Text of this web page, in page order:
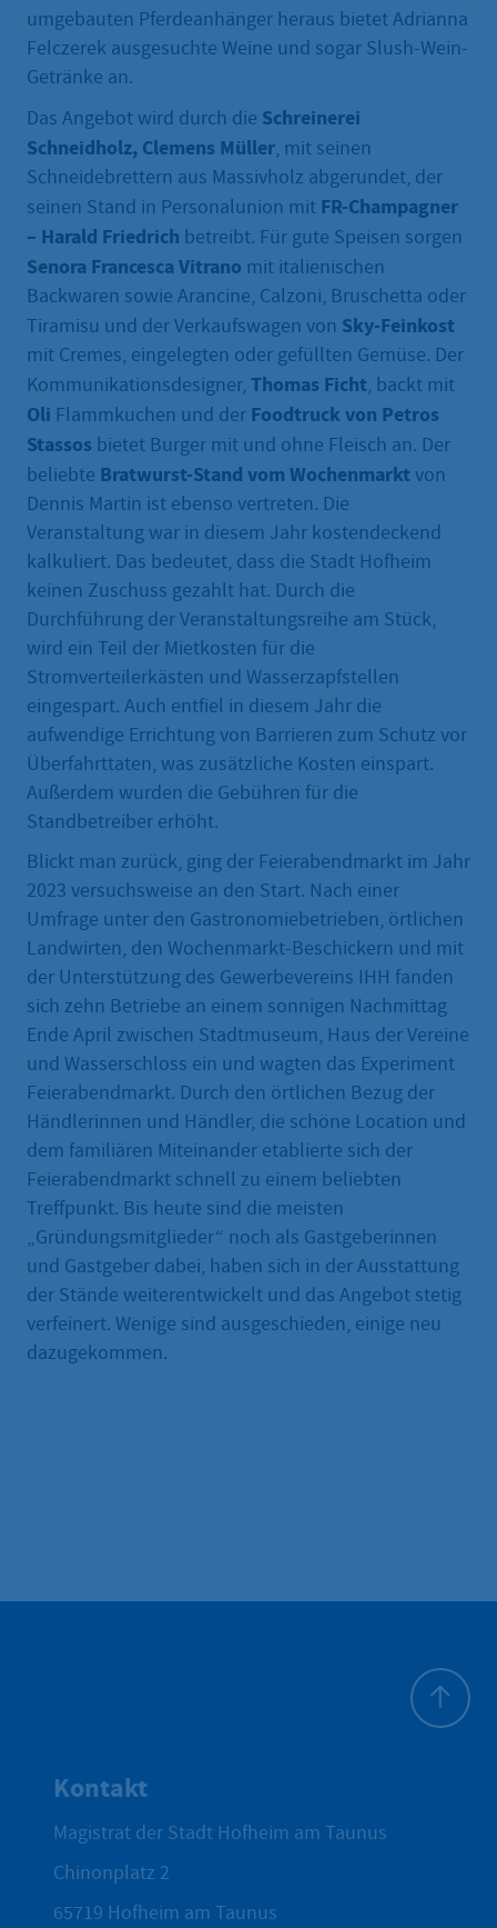
umgebauten Pferdeanhänger heraus bietet Adrianna
Felczerek ausgesuchte Weine und sogar Slush-Wein-
Getränke an.
Das Angebot wird durch die Schreinerei
Schneidholz, Clemens Müller, mit seinen
Schneidebrettern aus Massivholz abgerundet, der
seinen Stand in Personalunion mit FR-Champagner
– Harald Friedrich betreibt. Für gute Speisen sorgen
Senora Francesca Vitrano mit italienischen
Backwaren sowie Arancine, Calzoni, Bruschetta oder
Tiramisu und der Verkaufswagen von Sky-Feinkost
mit Cremes, eingelegten oder gefüllten Gemüse. Der
Kommunikationsdesigner, Thomas Ficht, backt mit
Oli Flammkuchen und der Foodtruck von Petros
Stassos bietet Burger mit und ohne Fleisch an. Der
beliebte Bratwurst-Stand vom Wochenmarkt von
Dennis Martin ist ebenso vertreten. Die
Veranstaltung war in diesem Jahr kostendeckend
kalkuliert. Das bedeutet, dass die Stadt Hofheim
keinen Zuschuss gezahlt hat. Durch die
Durchführung der Veranstaltungsreihe am Stück,
wird ein Teil der Mietkosten für die
Stromverteilerkästen und Wasserzapfstellen
eingespart. Auch entfiel in diesem Jahr die
aufwendige Errichtung von Barrieren zum Schutz vor
Überfahrttaten, was zusätzliche Kosten einspart.
Außerdem wurden die Gebühren für die
Standbetreiber erhöht.
Blickt man zurück, ging der Feierabendmarkt im Jahr
2023 versuchsweise an den Start. Nach einer
Umfrage unter den Gastronomiebetrieben, örtlichen
Landwirten, den Wochenmarkt-Beschickern und mit
der Unterstützung des Gewerbevereins IHH fanden
sich zehn Betriebe an einem sonnigen Nachmittag
Ende April zwischen Stadtmuseum, Haus der Vereine
und Wasserschloss ein und wagten das Experiment
Feierabendmarkt. Durch den örtlichen Bezug der
Händlerinnen und Händler, die schöne Location und
dem familiären Miteinander etablierte sich der
Feierabendmarkt schnell zu einem beliebten
Treffpunkt. Bis heute sind die meisten
„Gründungsmitglieder“ noch als Gastgeberinnen
und Gastgeber dabei, haben sich in der Ausstattung
der Stände weiterentwickelt und das Angebot stetig
verfeinert. Wenige sind ausgeschieden, einige neu
dazugekommen.
Kontakt
Magistrat der Stadt Hofheim am Taunus
Chinonplatz 2
65719 Hofheim am Taunus